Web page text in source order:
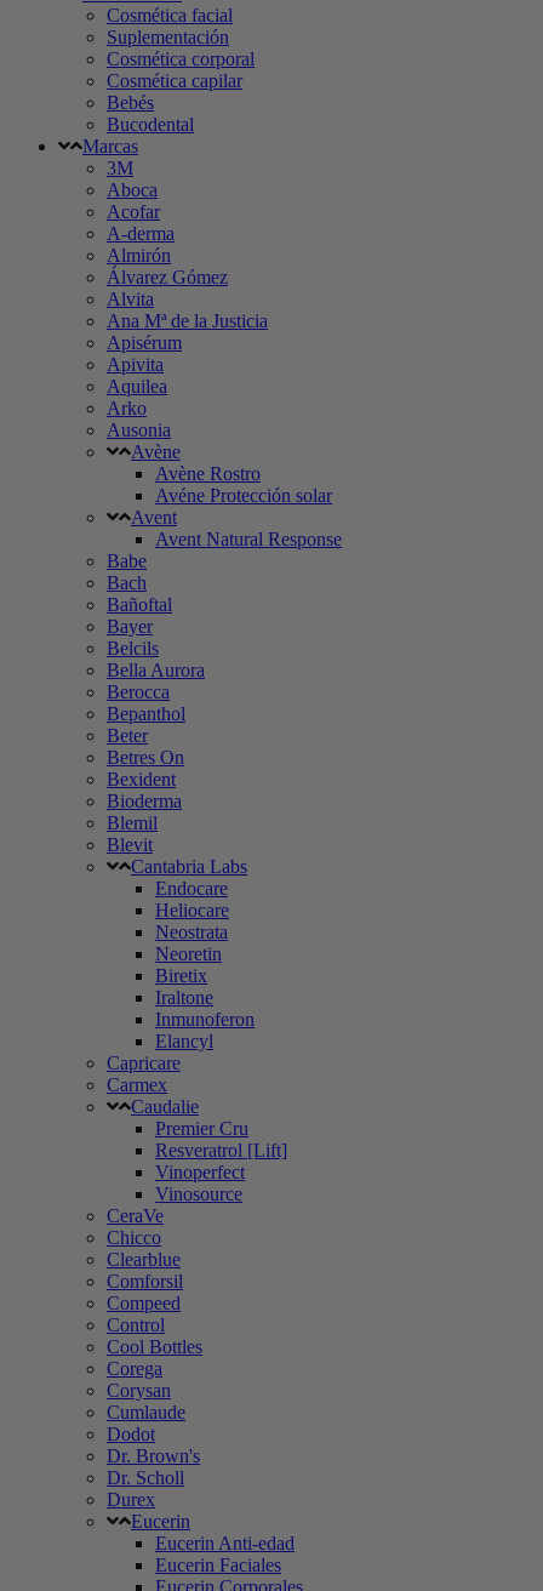
Cosmética facial
Suplementación
Cosmética corporal
Cosmética capilar
Bebés
Bucodental
Marcas
3M
Aboca
Acofar
A-derma
Almirón
Álvarez Gómez
Alvita
Ana Mª de la Justicia
Apisérum
Apivita
Aquilea
Arko
Ausonia
Avène
Avène Rostro
Avéne Protección solar
Avent
Avent Natural Response
Babe
Bach
Bañoftal
Bayer
Belcils
Bella Aurora
Berocca
Bepanthol
Beter
Betres On
Bexident
Bioderma
Blemil
Blevit
Cantabria Labs
Endocare
Heliocare
Neostrata
Neoretin
Biretix
Iraltone
Inmunoferon
Elancyl
Capricare
Carmex
Caudalie
Premier Cru
Resveratrol [Lift]
Vinoperfect
Vinosource
CeraVe
Chicco
Clearblue
Comforsil
Compeed
Control
Cool Bottles
Corega
Corysan
Cumlaude
Dodot
Dr. Brown's
Dr. Scholl
Durex
Eucerin
Eucerin Anti-edad
Eucerin Faciales